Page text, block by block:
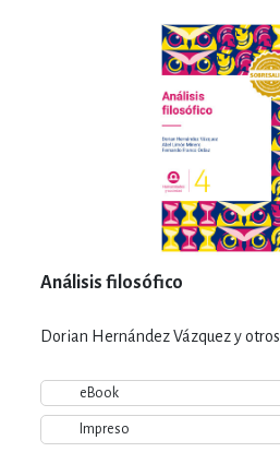
Análisis filosófico
Dorian Hernández Vázquez y otros
eBook
Impreso